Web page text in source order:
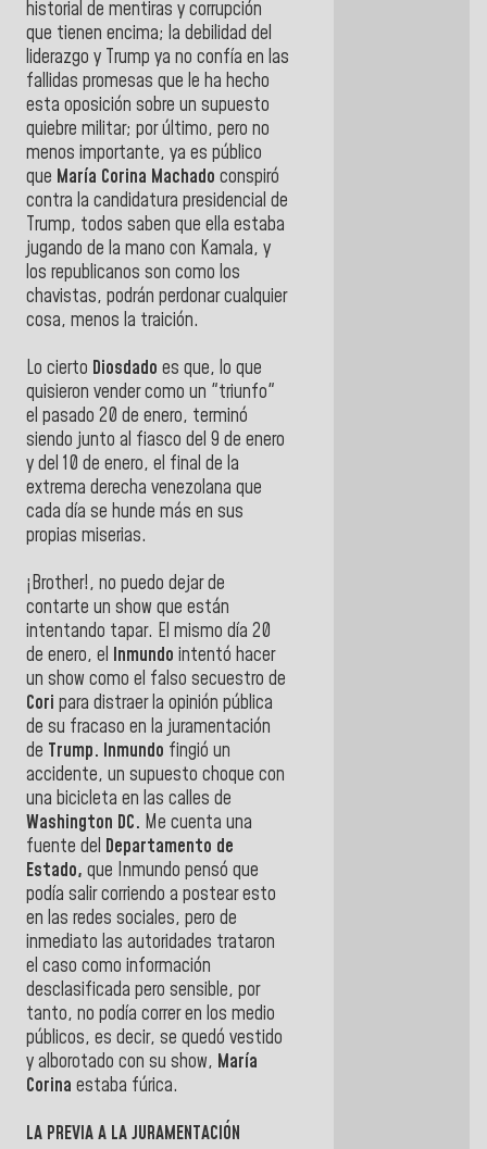
historial de mentiras y corrupción
que tienen encima; la debilidad del
liderazgo y Trump ya no confía en las
fallidas promesas que le ha hecho
esta oposición sobre un supuesto
quiebre militar; por último, pero no
menos importante, ya es público
que María Corina Machado conspiró
contra la candidatura presidencial de
Trump, todos saben que ella estaba
jugando de la mano con Kamala, y
los republicanos son como los
chavistas, podrán perdonar cualquier
cosa, menos la traición.
Lo cierto Diosdado es que, lo que
quisieron vender como un "triunfo"
el pasado 20 de enero, terminó
siendo junto al fiasco del 9 de enero
y del 10 de enero, el final de la
extrema derecha venezolana que
cada día se hunde más en sus
propias miserias.
¡Brother!, no puedo dejar de
contarte un show que están
intentando tapar. El mismo día 20
de enero, el Inmundo intentó hacer
un show como el falso secuestro de
Cori para distraer la opinión pública
de su fracaso en la juramentación
de Trump. Inmundo fingió un
accidente, un supuesto choque con
una bicicleta en las calles de
Washington DC. Me cuenta una
fuente del Departamento de
Estado, que Inmundo pensó que
podía salir corriendo a postear esto
en las redes sociales, pero de
inmediato las autoridades trataron
el caso como información
desclasificada pero sensible, por
tanto, no podía correr en los medio
públicos, es decir, se quedó vestido
y alborotado con su show, María
Corina estaba fúrica.
LA PREVIA A LA JURAMENTACIÓN